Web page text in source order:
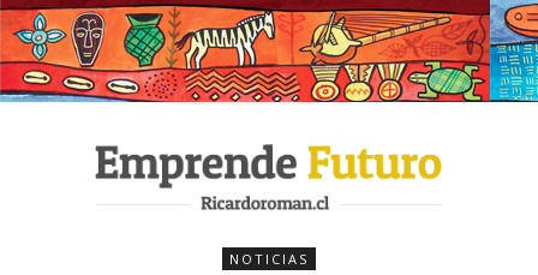
NOTICIAS